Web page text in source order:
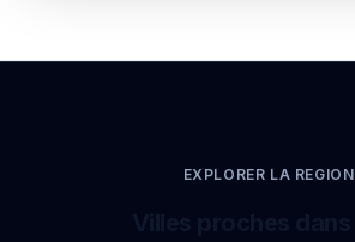
EXPLORER LA REGION